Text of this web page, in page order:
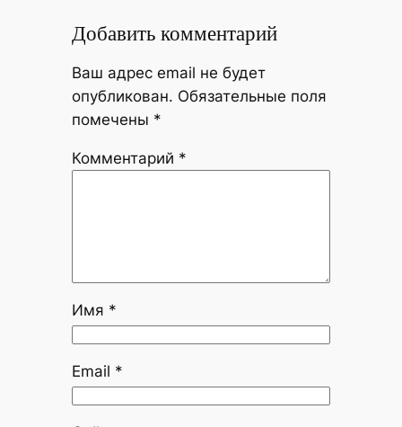
Добавить комментарий
Ваш адрес email не будет
опубликован. Обязательные поля
помечены *
Комментарий *
Имя *
Email *